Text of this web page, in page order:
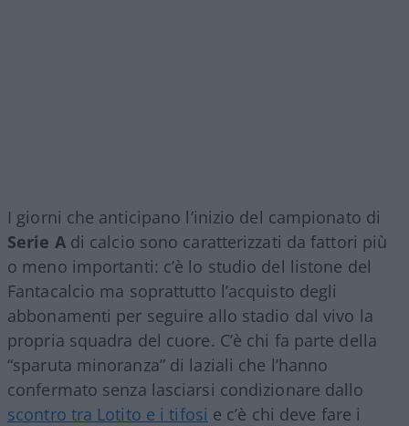
I giorni che anticipano l’inizio del campionato di
Serie Adi calcio sono caratterizzati da fattori più
o meno importanti: c’è lo studio del listone del
Fantacalcio ma soprattutto l’acquisto degli
abbonamenti per seguire allo stadio dal vivo la
propria squadra del cuore. C’è chi fa parte della
“sparuta minoranza” di laziali che l’hanno
confermato senza lasciarsi condizionare dallo
scontro tra Lotito e i tifosi e c’è chi deve fare i